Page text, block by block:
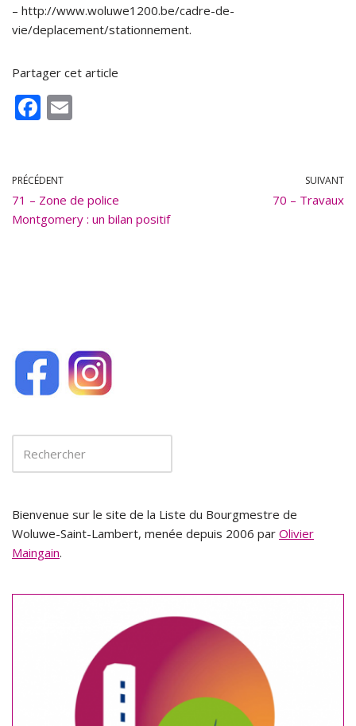
– http://www.woluwe1200.be/cadre-de-
vie/deplacement/stationnement.
Partager cet article
F
b
o
o
PRÉCÉDENT
71 – Zone de police
Montgomery : un bilan positif
SUIVANT
70 – Travaux
Bienvenue sur le site de la Liste du Bourgmestre de
Woluwe-Saint-Lambert, menée depuis 2006 par Olivier
Maingain.